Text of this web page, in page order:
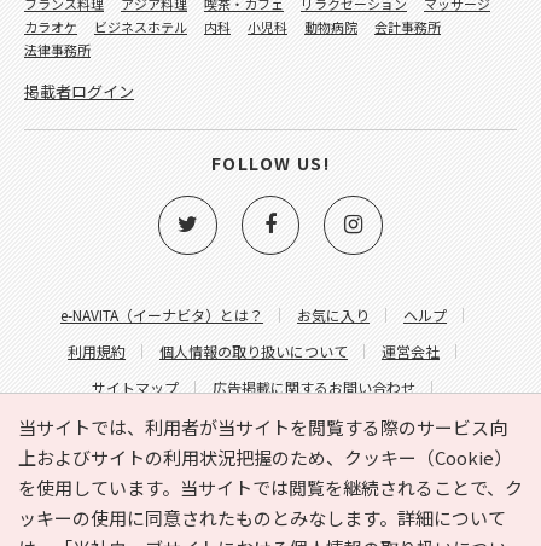
当サイトでは、利用者が当サイトを閲覧する際のサービス向
上およびサイトの利用状況把握のため、クッキー（Cookie）
を使用しています。当サイトでは閲覧を継続されることで、ク
ッキーの使用に同意されたものとみなします。詳細について
e-NAVITA（イーナビタ）とは？ お気に入り
ヘルプ
利用規約
個人情報の取り扱いについて
運営会社
サイトマップ
広告掲載に関するお問い合わせ
サイトの内容に関するお問い合わせ
カラオケ
ビジネスホテル 内科 小児科 動物病院
会計事務所
法律事務所
掲載者ログイン
FOLLOW US!